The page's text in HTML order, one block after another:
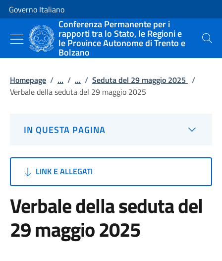
Vai al contenuto
Vai alla navigazione del sito
Governo Italiano
Conferenza Permanente per i
rapporti tra lo Stato, le Regioni e
le Province Autonome di Trento e
Bolzano
Cerca
Homepage / ... / ... / Seduta del 29 maggio 2025 /
Verbale della seduta del 29 maggio 2025
IN QUESTA PAGINA
LINK E ALLEGATI
Verbale della seduta del
29 maggio 2025